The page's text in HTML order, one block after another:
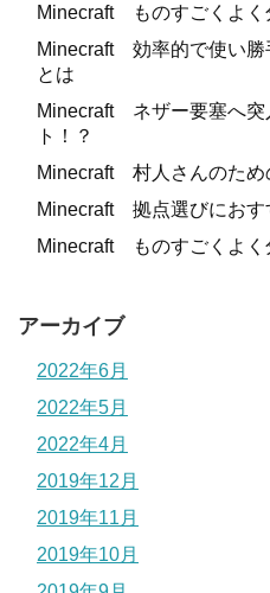
Minecraft ものすごくよく
Minecraft 効率的で使い勝
とは
Minecraft ネザー要塞へ突
ト！？
Minecraft 村人さんのため
Minecraft 拠点選びにおす
Minecraft ものすごくよく
アーカイブ
2022年6月
2022年5月
2022年4月
2019年12月
2019年11月
2019年10月